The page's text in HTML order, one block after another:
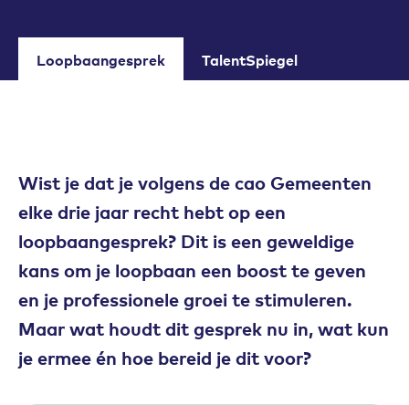
Loopbaangesprek TalentSpiegel
Wist je dat je volgens de cao Gemeenten
elke drie jaar recht hebt op een
loopbaangesprek? Dit is een geweldige
kans om je loopbaan een boost te geven
en je professionele groei te stimuleren.
Maar wat houdt dit gesprek nu in, wat kun
je ermee én hoe bereid je dit voor?